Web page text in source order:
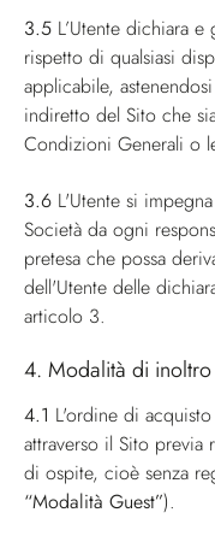
3.5 L’Utente dichiara
rispetto di qualsiasi
applicabile,
indiretto del Sito che
Condizioni Generali o
3.6 L'Utente si
Società da ogni
pretesa che possa
dell'Utente delle
articolo 3.
4. Modalità di
4.1 L'ordine di
attraverso il Sito previa
di ospite, cioè senza
“Modalità Guest”).